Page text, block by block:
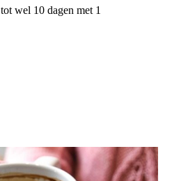
wel 10 dagen met 1